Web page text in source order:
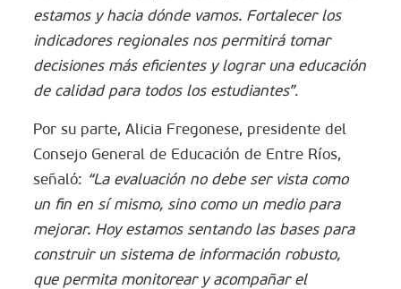
estamos y hacia dónde vamos. Fortalecer los
indicadores regionales nos permitirá tomar
decisiones más eficientes y lograr una educación
de calidad para todos los estudiantes”.
Por su parte, Alicia Fregonese, presidente del
Consejo General de Educación de Entre Ríos,
señaló: “La evaluación no debe ser vista como
un fin en sí mismo, sino como un medio para
mejorar. Hoy estamos sentando las bases para
construir un sistema de información robusto,
que permita monitorear y acompañar el